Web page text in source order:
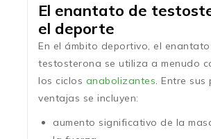
El enantato de
el deporte
En el ámbito deportivo, el
testosterona se utiliza a menudo
los ciclos anabolizantes. Entre sus
ventajas se incluyen:
aumento significativo de la